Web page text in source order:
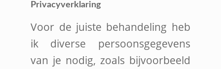
Privacyverklaring
Voor de juiste behandeling heb
ik diverse persoonsgegevens
van je nodig, zoals bijvoorbeeld